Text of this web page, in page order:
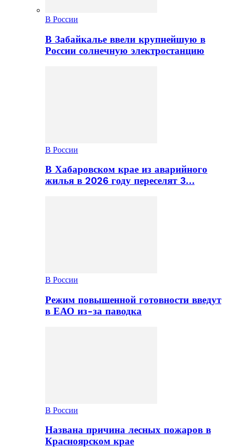
В России
В Забайкалье ввели крупнейшую в
России солнечную электростанцию
В России
В Хабаровском крае из аварийного
жилья в 2026 году переселят 3…
В России
Режим повышенной готовности введут
в ЕАО из-за паводка
В России
Названа причина лесных пожаров в
Красноярском крае